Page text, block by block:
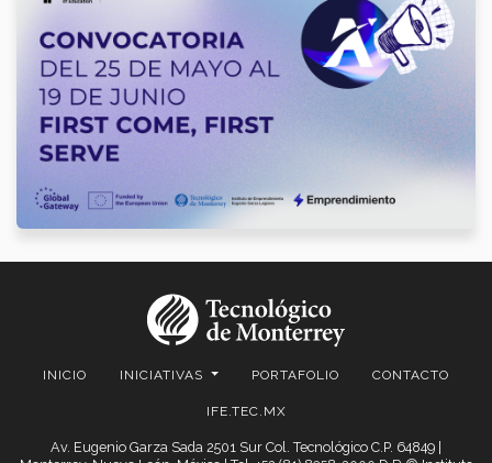
INICIO INICIATIVAS PORTAFOLIO CONTACTO
IFE.TEC.MX
Av. Eugenio Garza Sada 2501 Sur Col. Tecnológico C.P. 64849 |